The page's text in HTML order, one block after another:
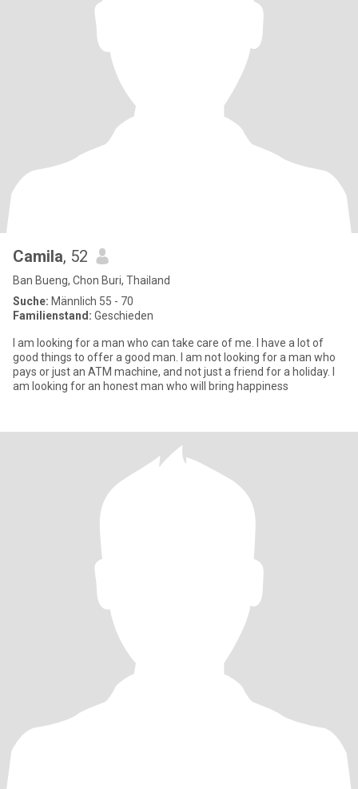
Camila, 52
Ban Bueng, Chon Buri, Thailand
Suche: Männlich 55 - 70
Familienstand: Geschieden
I am looking for a man who can take care of me. I have a lot of
good things to offer a good man. I am not looking for a man who
pays or just an ATM machine, and not just a friend for a holiday. I
am looking for an honest man who will bring happiness